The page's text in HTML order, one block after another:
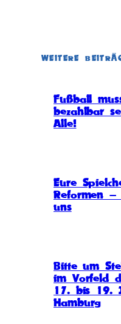
WEITERE
Fußball
bezahlbar
Alle!
Eure
Reformen
uns
Bitte um
im Vorfeld
17. bis 19.
Hamburg